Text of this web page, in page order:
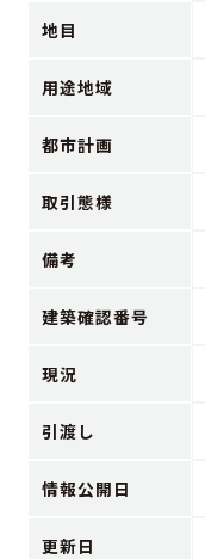
地目
用途地域
都市計画
取引態様
備考
建築確認番号
現況
引渡し
情報公開日
更新日